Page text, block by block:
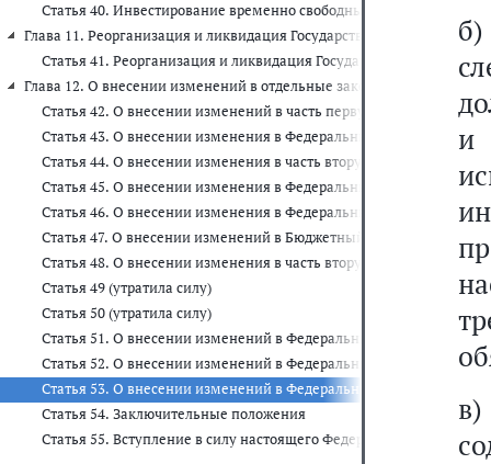
Статья 40. Инвестирование временно свободных средств
Глава 11. Реорганизация и ликвидация Государственной компании
Статья 41. Реорганизация и ликвидация Государственной
Глава 12. О внесении изменений в отдельные законодательные
Статья 42. О внесении изменений в часть первую Гражданского
Статья 43. О внесении изменения в Федеральный закон "О
Статья 44. О внесении изменения в часть вторую Гражданского
Статья 45. О внесении изменения в Федеральный закон "О
Статья 46. О внесении изменения в Федеральный закон "Об
Статья 47. О внесении изменений в Бюджетный кодекс РФ
Статья 48. О внесении изменения в часть вторую Налогового
Статья 49 (утратила силу)
Статья 50 (утратила силу)
Статья 51. О внесении изменений в Федеральный закон "О
Статья 52. О внесении изменений в Федеральный закон "О
Статья 53. О внесении изменений в Федеральный закон "Об
Статья 54. Заключительные положения
Статья 55. Вступление в силу настоящего Федерального закона
и